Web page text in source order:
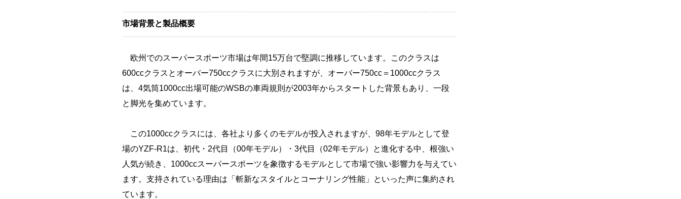
市場背景と製品概要
欧州でのスーパースポーツ市場は年間15万台で堅調に推移しています。このクラスは
600ccクラスとオーバー750ccクラスに大別されますが、オーバー750cc＝1000ccクラス
は、4気筒1000cc出場可能のWSBの車両規則が2003年からスタートした背景もあり、一段
と脚光を集めています。
この1000ccクラスには、各社より多くのモデルが投入されますが、98年モデルとして登
場のYZF-R1は、初代・2代目（00年モデル）・3代目（02年モデル）と進化する中、根強い
人気が続き、1000ccスーパースポーツを象徴するモデルとして市場で強い影響力を与えてい
ます。支持されている理由は「斬新なスタイルとコーナリング性能」といった声に集約され
ています。